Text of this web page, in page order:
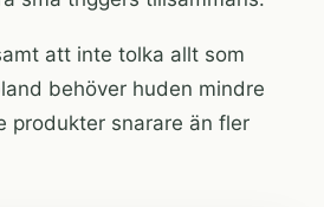
att inte tolka allt som
behöver huden mindre
produkter snarare än fler